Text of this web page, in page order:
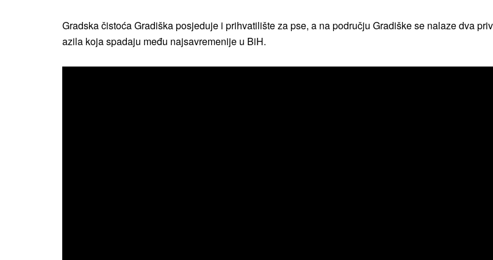
Gradska čistoća Gradiška posjeduje i prihvatilište za pse, a na području Gradiške se nalaze dva
azila koja spadaju među najsavremenije u BiH.